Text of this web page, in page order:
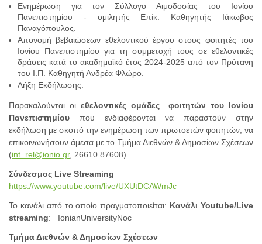
Ενημέρωση για τον Σύλλογο Αιμοδοσίας του Ιονίου
Πανεπιστημίου - ομιλητής Επίκ. Καθηγητής Ιάκωβος
Παναγόπουλος.
Απονομή βεβαιώσεων εθελοντικού έργου στους φοιτητές του
Ιονίου Πανεπιστημίου για τη συμμετοχή τους σε εθελοντικές
δράσεις κατά το ακαδημαϊκό έτος 2024-2025 από τον Πρύτανη
του Ι.Π. Καθηγητή Ανδρέα Φλώρο.
Λήξη Εκδήλωσης.
Παρακαλούνται οι εθελοντικές ομάδες φοιτητών του Ιονίου
Πανεπιστημίου που ενδιαφέρονται να παραστούν στην
εκδήλωση με σκοπό την ενημέρωση των πρωτοετών φοιτητών, να
επικοινωνήσουν άμεσα με το Τμήμα Διεθνών & Δημοσίων Σχέσεων
(int rel@ionio.gr, 26610 87608).
Σύνδεσμος Live Streaming
https://www.youtube.com/live/UXUtDCAWmJc
Το κανάλι από το οποίο πραγματοποιείται: Κανάλι Youtube/Live
streaming: IonianUniversityNoc
Τμήμα Διεθνών & Δημοσίων Σχέσεων